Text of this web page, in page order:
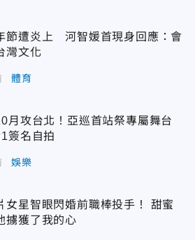
節遭炎上 河智媛首現身回應：會
灣文化
體育
月攻台北！亞巡首站祭專屬舞台
簽名自拍
娛樂
女星智眼閃婚前職棒投手！ 甜蜜
擄獲了我的心